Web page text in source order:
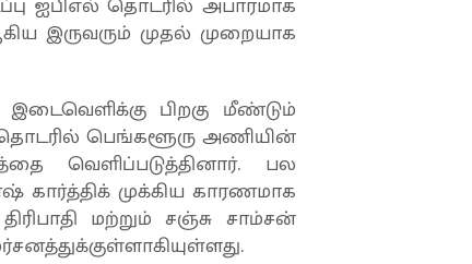
ஐபிஎல் தொடரில் அபாரமாக
இருவரும் முதல் முறையாக
பிறகு மீண்டும்
தொடரில் பெங்களூரு அணியின்
வெளிப்படுத்தினார். பல
முக்கிய காரணமாக
மற்றும் சஞ்சு சாம்சன்